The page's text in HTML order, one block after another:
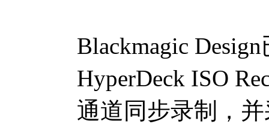
Blackmagic
HyperDeck ISO
通道同步录制，